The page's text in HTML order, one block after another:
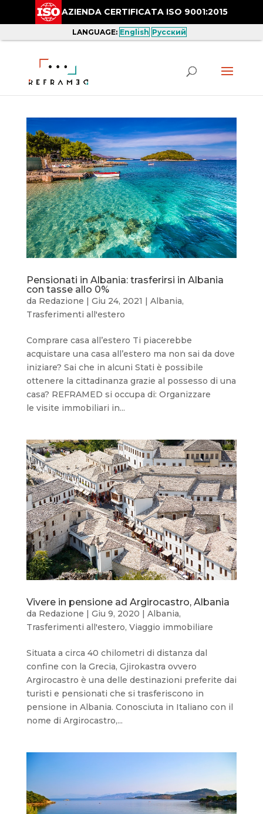
Pensionati in Albania: trasferirsi in Albania
con tasse allo 0%
da Redazione | Giu 24, 2021 | Albania,
Trasferimenti all'estero
Comprare casa all’estero Ti piacerebbe
acquistare una casa all’estero ma non sai da dove
iniziare? Sai che in alcuni Stati è possibile
ottenere la cittadinanza grazie al possesso di una
casa? REFRAMED si occupa di: Organizzare
le visite immobiliari in...
Vivere in pensione ad Argirocastro, Albania
da Redazione | Giu 9, 2020 | Albania,
Trasferimenti all'estero, Viaggio immobiliare
Situata a circa 40 chilometri di distanza dal
confine con la Grecia, Gjirokastra ovvero
Argirocastro è una delle destinazioni preferite dai
turisti e pensionati che si trasferiscono in
pensione in Albania. Conosciuta in Italiano con il
nome di Argirocastro,...
AZIENDA CERTIFICATA ISO 9001:2015
LANGUAGE: English Русский